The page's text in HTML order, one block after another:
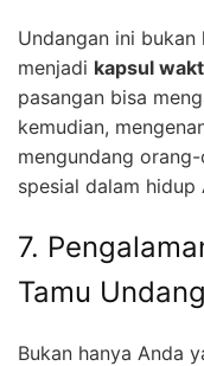
Undangan ini
menjadi kapsul
pasangan bisa
kemudian,
mengundang
spesial dalam hidup
7.
Tamu
Bukan hanya Anda